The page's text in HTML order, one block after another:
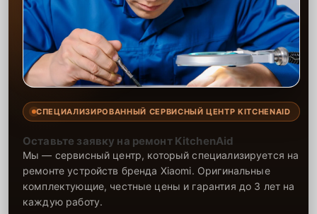
СПЕЦИАЛИЗИРОВАННЫЙ СЕРВИСНЫЙ ЦЕНТР KITCHENAID
Оставьте заявку на ремонт KitchenAid
Мы — сервисный центр, который специализируется на
ремонте устройств бренда Xiaomi. Оригинальные
комплектующие, честные цены и гарантия до 3 лет на
каждую работу.